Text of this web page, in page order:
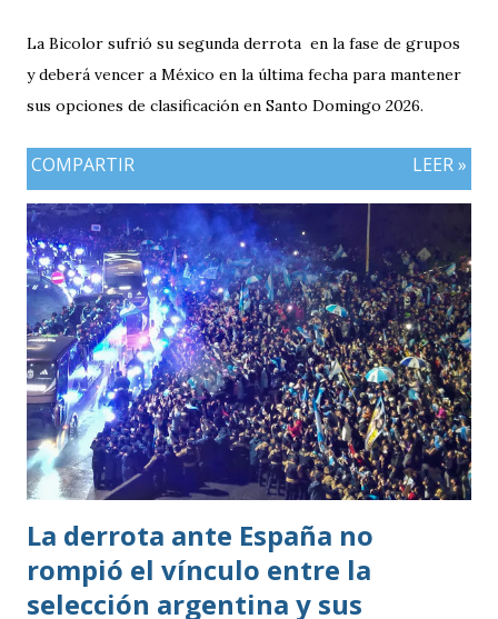
La Bicolor sufrió su segunda derrota en la fase de grupos
y deberá vencer a México en la última fecha para mantener
sus opciones de clasificación en Santo Domingo 2026.
COMPARTIR LEER »
La derrota ante España no
rompió el vínculo entre la
selección argentina y sus